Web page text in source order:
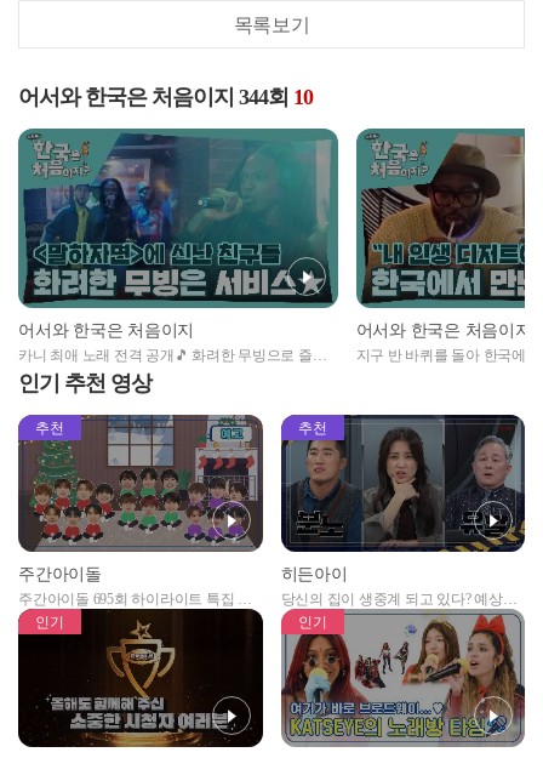
목록보기
어서와 한국은 처음이지 344회 10
어서와 한국은 처음이지
카니 최애 노래 전격 공개🎵 화려한 무빙으로 즐기
는 카니와 친구들의 <말하자면>
어서와 한국은 처음이지
지구 반 바퀴를 돌아 한국에
인기 추천 영상
추천
주간아이돌
주간아이돌 695회 하이라이트 특집 남
자아이돌편 예고
추천
히든아이
당신의 집이 생중계 되고 있다? 예상치
못한 곳에서 일어나는 불법촬영 범죄!
인기 인기